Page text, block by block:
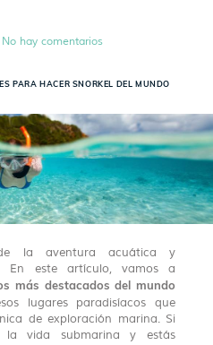
No hay comentarios
PARA HACER SNORKEL DEL MUNDO
de la aventura acuática y
En este artículo, vamos a
más destacados del mundo
lugares paradisíacos que
de exploración marina. Si
la vida submarina y estás